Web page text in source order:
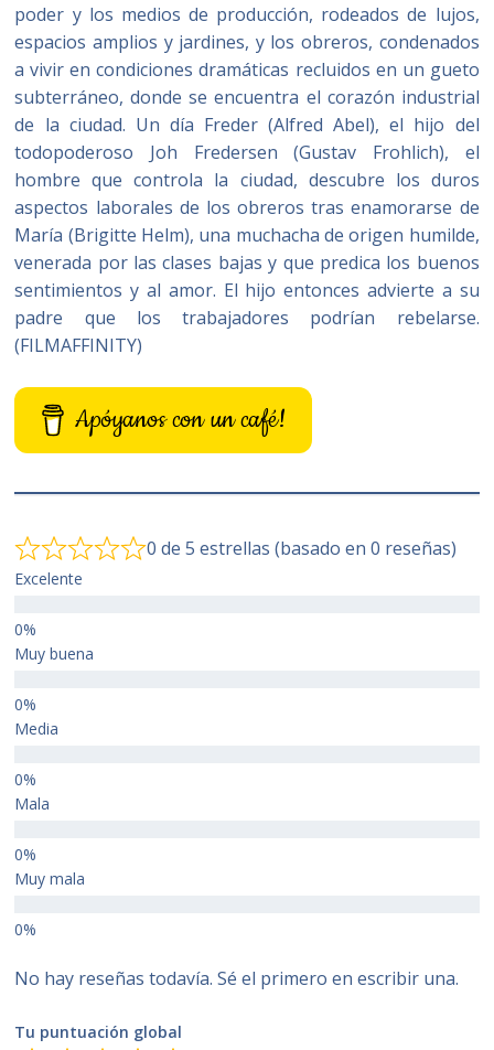
poder y los medios de producción, rodeados de lujos,
espacios amplios y jardines, y los obreros, condenados
a vivir en condiciones dramáticas recluidos en un gueto
subterráneo, donde se encuentra el corazón industrial
de la ciudad. Un día Freder (Alfred Abel), el hijo del
todopoderoso Joh Fredersen (Gustav Frohlich), el
hombre que controla la ciudad, descubre los duros
aspectos laborales de los obreros tras enamorarse de
María (Brigitte Helm), una muchacha de origen humilde,
venerada por las clases bajas y que predica los buenos
sentimientos y al amor. El hijo entonces advierte a su
padre que los trabajadores podrían rebelarse.
(FILMAFFINITY)
Apóyanos con un café!
0 de 5 estrellas (basado en 0 reseñas)
Excelente
Muy buena
Media
Mala
Muy mala
No hay reseñas todavía. Sé el primero en escribir una.
Tu puntuación global